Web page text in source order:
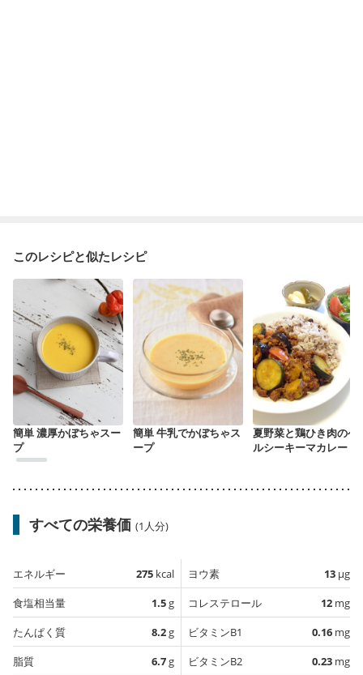
このレシピと似たレシピ
簡単 濃厚かぼちゃスー
プ
簡単 牛乳でかぼちゃス
ープ
夏野菜と鶏ひき肉のヘ
ルシーキーマカレー
すべての栄養価 (1人分)
エネルギー 275 kcal
食塩相当量
1.5g
たんぱく質
8.2g
脂質
6.7g
ヨウ素 13 µg
コレステロール
12 mg
ビタミンB1
0.16 mg
ビタミンB2
0.23 mg